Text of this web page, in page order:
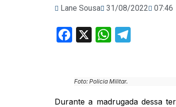
Lane Sousa 31/08/2022 07:46
Facebook
X
Foto: Policia Militar.
Durante a madrugada dessa